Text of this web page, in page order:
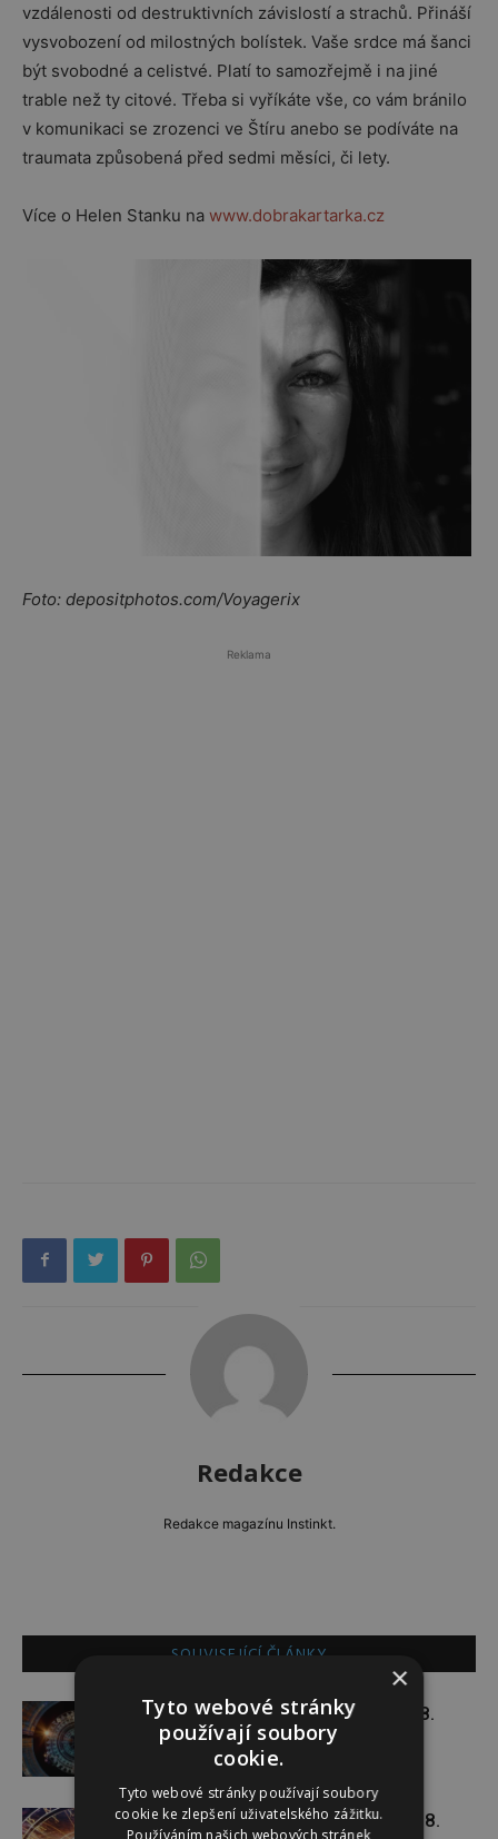
vzdálenosti od destruktivních závislostí a strachů. Přináší
vysvobození od milostných bolístek. Vaše srdce má šanci
být svobodné a celistvé. Platí to samozřejmě i na jiné
trable než ty citové. Třeba si vyříkáte vše, co vám bránilo
v komunikaci se zrozenci ve Štíru anebo se podíváte na
traumata způsobená před sedmi měsíci, či lety.
Více o Helen Stanku na www.dobrakartarka.cz
Foto: depositphotos.com/Voyagerix
Reklama
Redakce
Redakce magazínu Instinkt.
SOUVISEJÍCÍ ČLÁNKY
Týdenní horoskop 3. 8. – 9. 8.
Týdenní horoskop 27. 7. – 2. 8.
×
Tyto webové stránky
používají soubory
cookie.
Tyto webové stránky používají soubory
cookie ke zlepšení uživatelského zážitku.
Používáním našich webových stránek